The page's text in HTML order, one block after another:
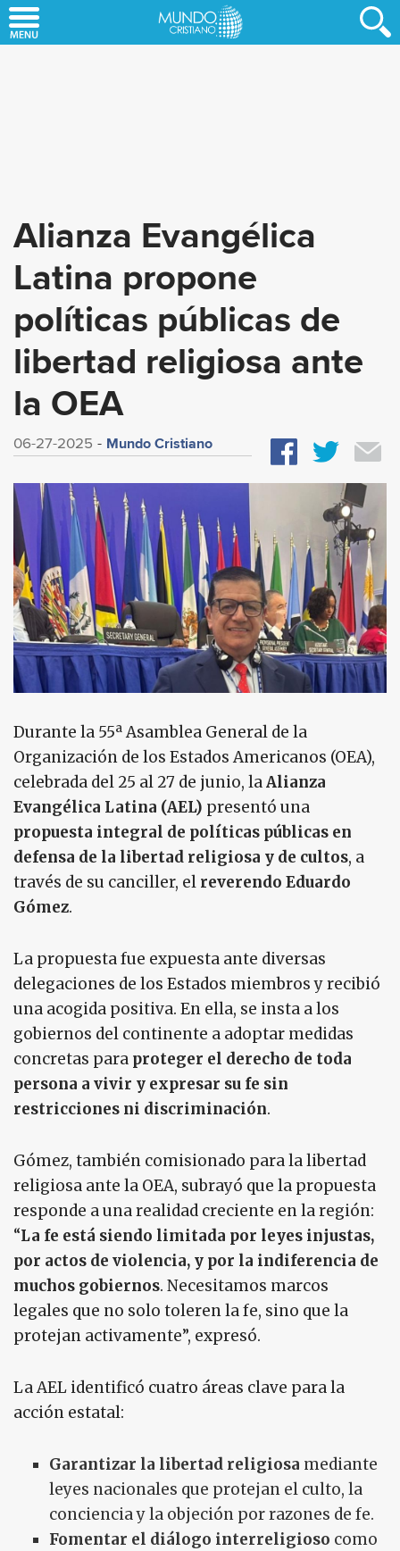
to
Alianza Evangélica
Latina propone
políticas públicas de
libertad religiosa ante
la OEA
06-27-2025 Mundo Cristiano
Durante la 55ª Asamblea General de la
Organización de los Estados Americanos (OEA),
celebrada del 25 al 27 de junio, laAlianza
Evangélica Latina (AEL) presentó una
propuesta integral de políticas públicas en
defensa de la libertad religiosa y de cultos, a
través de su canciller, el reverendo Eduardo
Gómez.
La propuesta fue expuesta ante diversas
delegaciones de los Estados miembros y recibió
una acogida positiva. En ella, se insta a los
gobiernos del continente a adoptar medidas
concretas para proteger el derecho de toda
persona a vivir y expresar su fe sin
restricciones ni discriminación.
Gómez, también comisionado para la libertad
religiosa ante la OEA, subrayó que la propuesta
responde a una realidad creciente en la región:
“La fe está siendo limitada por leyes injustas,
por actos de violencia, y por la indiferencia de
muchos gobiernos. Necesitamos marcos
legales que no solo toleren la fe, sino que la
protejan activamente”, expresó.
La AEL identificó cuatro áreas clave para la
acción estatal:
Garantizar la libertad religiosa mediante
leyes nacionales que protejan el culto, la
conciencia y la objeción por razones de fe.
Fomentar el diálogo interreligioso como